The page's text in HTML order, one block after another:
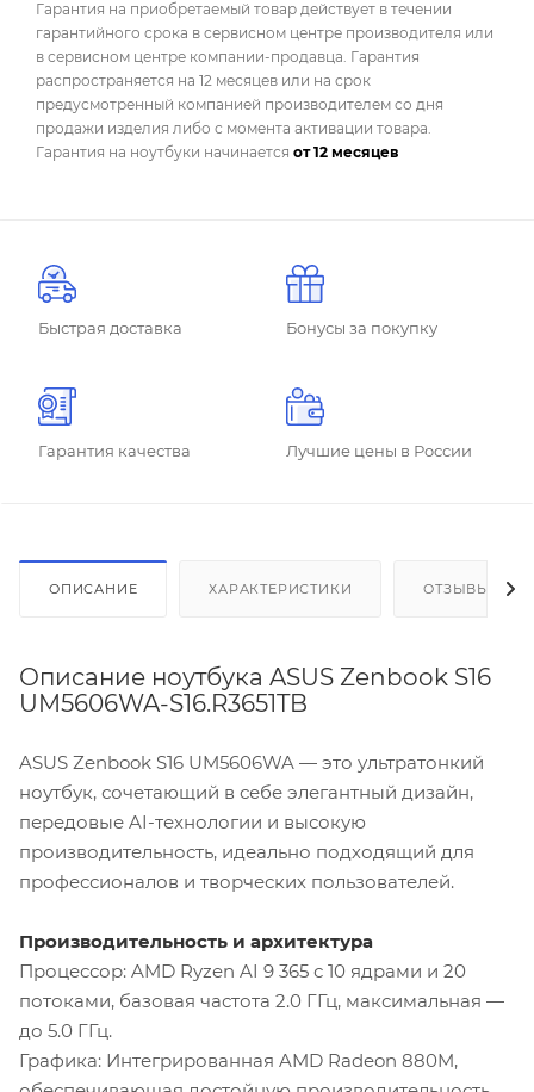
Гарантия на приобретаемый товар действует в течении
гарантийного срока в сервисном центре производителя или
в сервисном центре компании-продавца. Гарантия
распространяется на 12 месяцев или на срок
предусмотренный компанией производителем со дня
продажи изделия либо с момента активации товара.
Гарантия на ноутбуки начинается от 12 месяцев
Быстрая доставка Бонусы за покупку
Гарантия качества Лучшие цены в России
ОПИСАНИЕ ХАРАКТЕРИСТИКИ ОТЗЫВЫ
Описание ноутбука ASUS Zenbook S16
UM5606WA-S16.R3651TB
ASUS Zenbook S16 UM5606WA — это ультратонкий
ноутбук, сочетающий в себе элегантный дизайн,
передовые AI-технологии и высокую
производительность, идеально подходящий для
профессионалов и творческих пользователей.
Производительность и архитектура
Процессор: AMD Ryzen AI 9 365 с 10 ядрами и 20
потоками, базовая частота 2.0 ГГц, максимальная —
до 5.0 ГГц.
Графика: Интегрированная AMD Radeon 880M,